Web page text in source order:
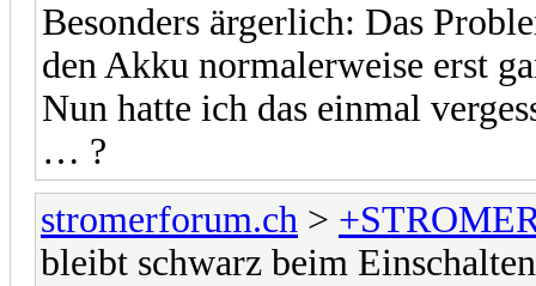
Besonders ärgerlich: Das
den Akku normalerweise erst
Nun hatte ich das einmal
… ?
stromerforum.ch >
bleibt schwarz beim Einschalten